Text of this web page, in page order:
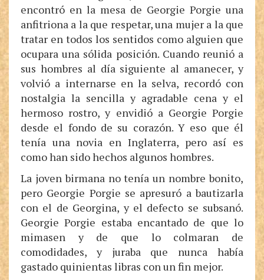
encontró en la mesa de Georgie Porgie una
anfitriona a la que respetar, una mujer a la que
tratar en todos los sentidos como alguien que
ocupara una sólida posición. Cuando reunió a
sus hombres al día siguiente al amanecer, y
volvió a internarse en la selva, recordó con
nostalgia la sencilla y agradable cena y el
hermoso rostro, y envidió a Georgie Porgie
desde el fondo de su corazón. Y eso que él
tenía una novia en Inglaterra, pero así es
como han sido hechos algunos hombres.
La joven birmana no tenía un nombre bonito,
pero Georgie Porgie se apresuró a bautizarla
con el de Georgina, y el defecto se subsanó.
Georgie Porgie estaba encantado de que lo
mimasen y de que lo colmaran de
comodidades, y juraba que nunca había
gastado quinientas libras con un fin mejor.